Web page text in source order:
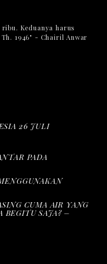
Keduanya harus
1946" - Chairil Anwar
26 JULI
PADA
CUMA AIR YANG
BEGITU SAJA? –